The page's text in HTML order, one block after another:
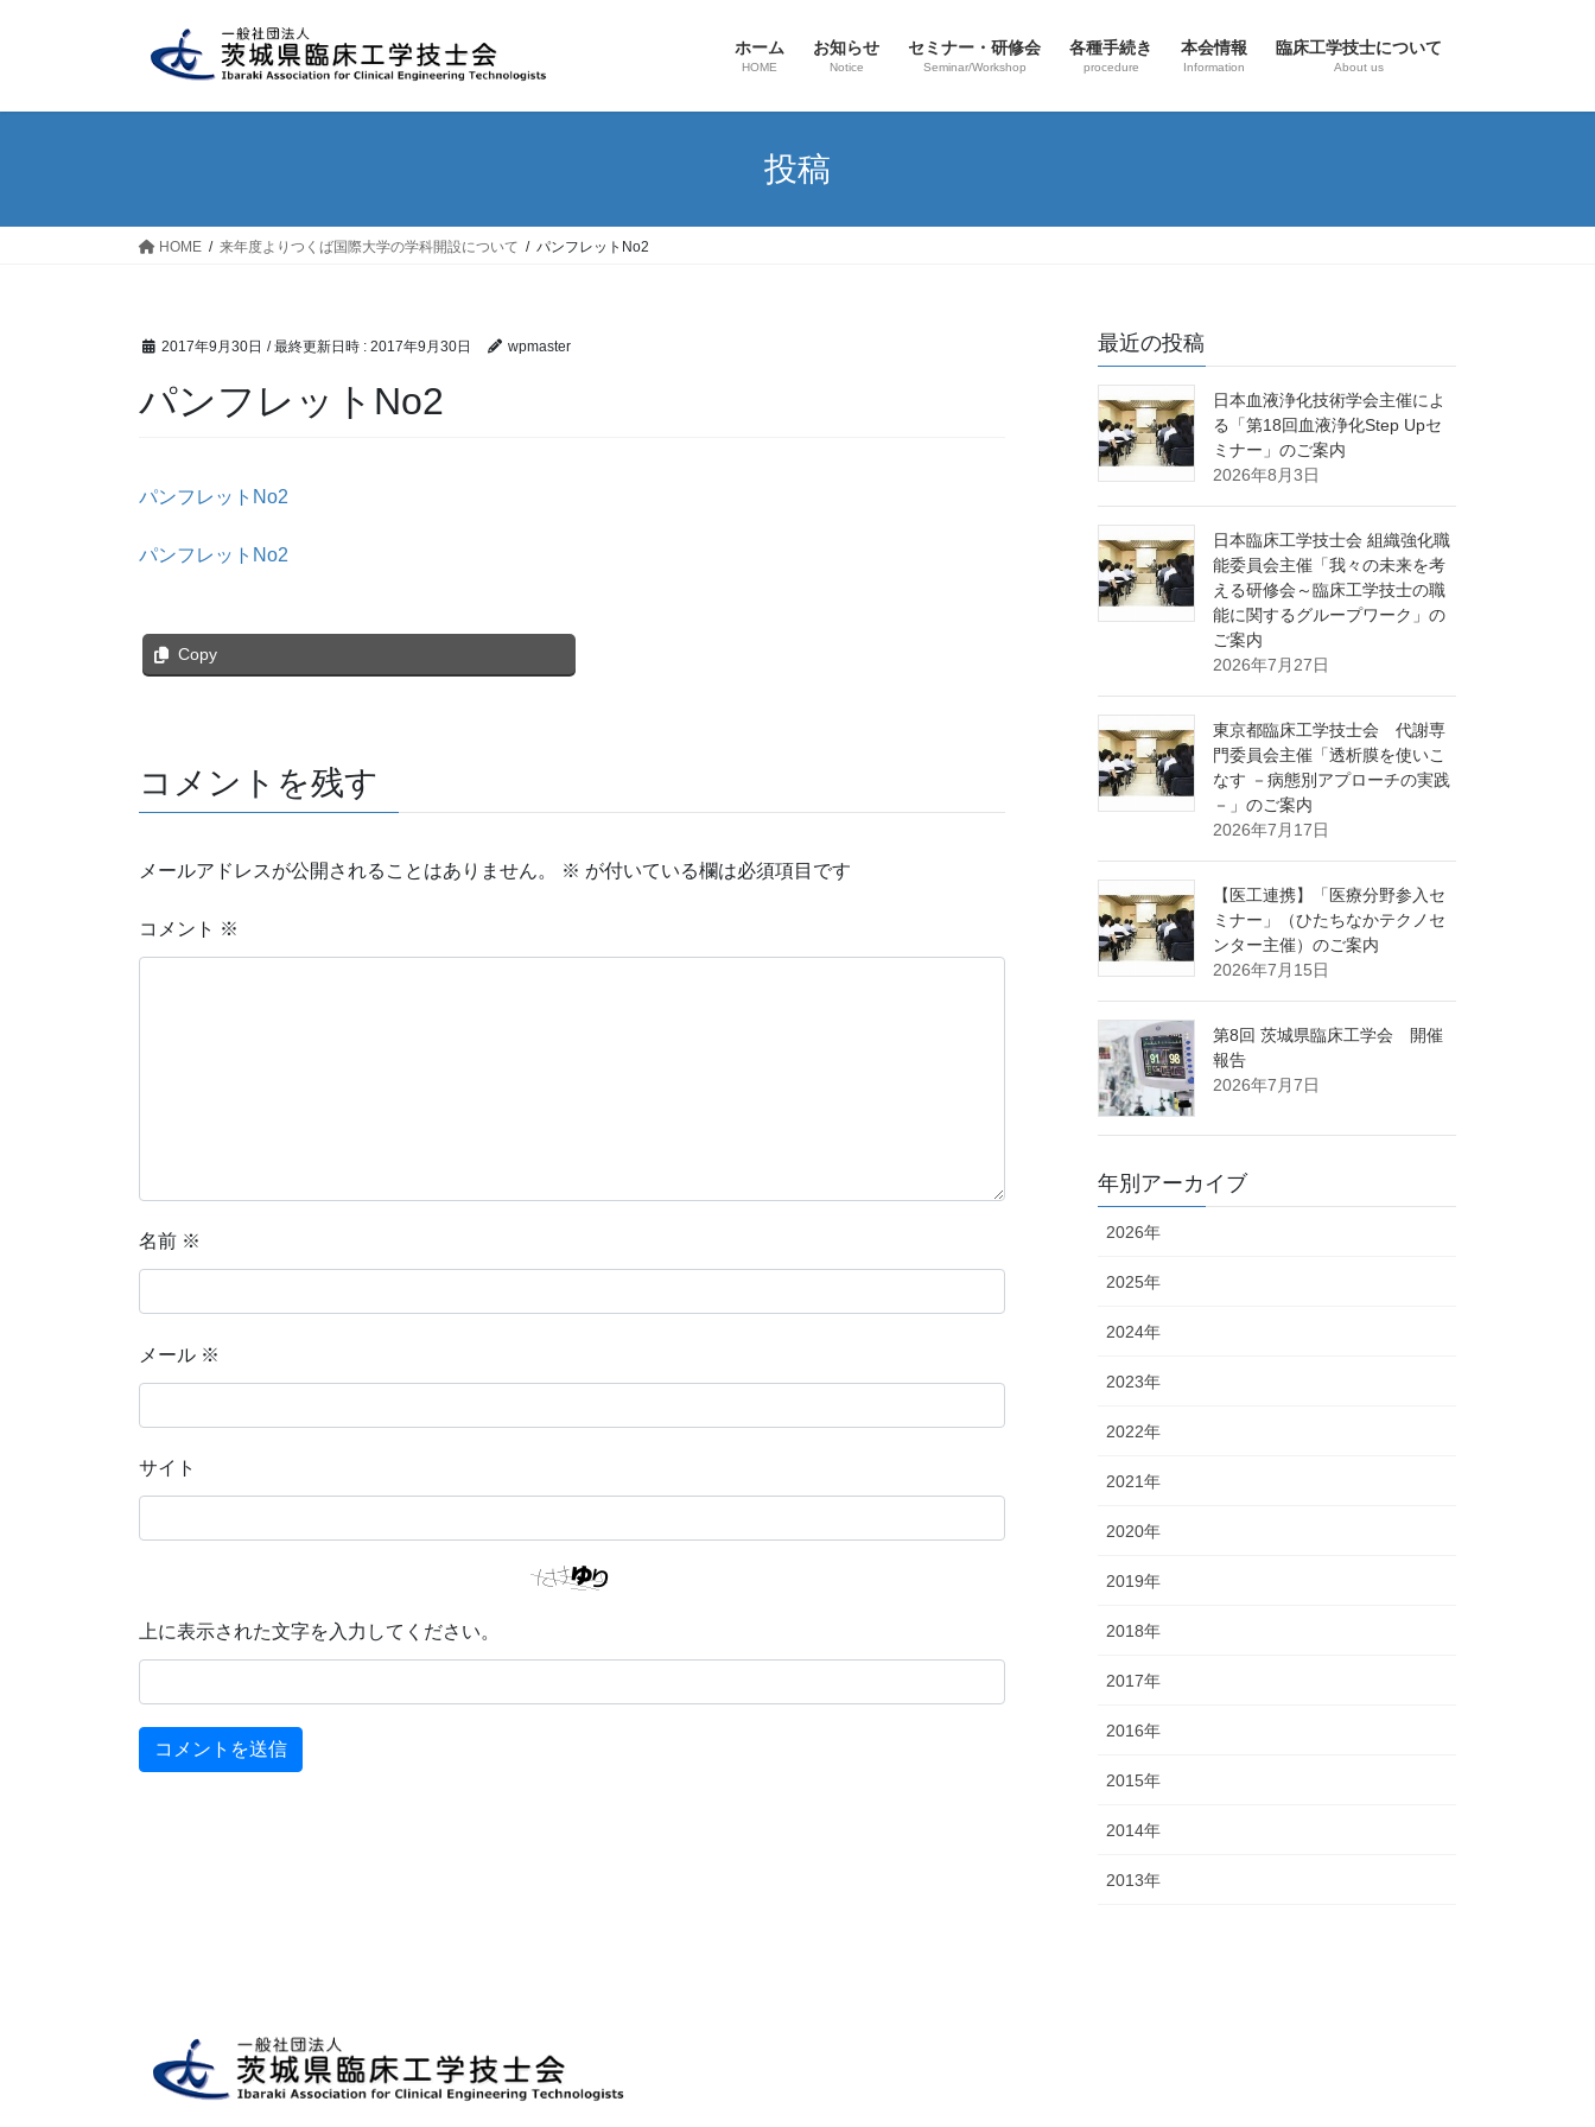
ホーム
HOME
お知らせ
Notice
セミナー・研修会
Seminar/Workshop
各種手続き
procedure
本会情報
Information
臨床工学技士について
About us
投稿
HOME 来年度よりつくば国際大学の学科開設について パンフレットNo2
2017年9月30日 / 最終更新日時 : 2017年9月30日 wpmaster
パンフレットNo2
パンフレットNo2
パンフレットNo2
Copy
コメントを残す
メールアドレスが公開されることはありません。 ※ が付いている欄は必須項目です
コメント ※
名前 ※
メール ※
サイト
上に表示された文字を入力してください。
最近の投稿
日本血液浄化技術学会主催によ
る「第18回血液浄化Step Upセ
ミナー」のご案内
2026年8月3日
日本臨床工学技士会 組織強化職
能委員会主催「我々の未来を考
える研修会～臨床工学技士の職
能に関するグループワーク」の
ご案内
2026年7月27日
東京都臨床工学技士会 代謝専
門委員会主催「透析膜を使いこ
なす －病態別アプローチの実践
－」のご案内
2026年7月17日
【医工連携】「医療分野参入セ
ミナー」（ひたちなかテクノセ
ンター主催）のご案内
2026年7月15日
第8回 茨城県臨床工学会 開催
報告
2026年7月7日
年別アーカイブ
2026年
2025年
2024年
2023年
2022年
2021年
2020年
2019年
2018年
2017年
2016年
2015年
2014年
2013年